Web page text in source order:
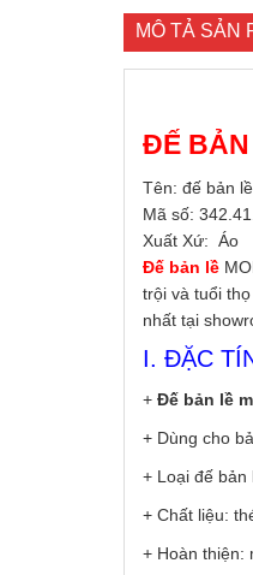
MÔ TẢ SẢN
ĐẾ BẢN
Tên: đế bản
Mã số:
Xuất Xứ: Áo
Đế bản lề
trội và tuổi
nhất tại
I. ĐẶC
+ Đế bản lề
+ Dùng cho
+ Loại đế
+ Chất liệu:
+ Hoàn thiện: